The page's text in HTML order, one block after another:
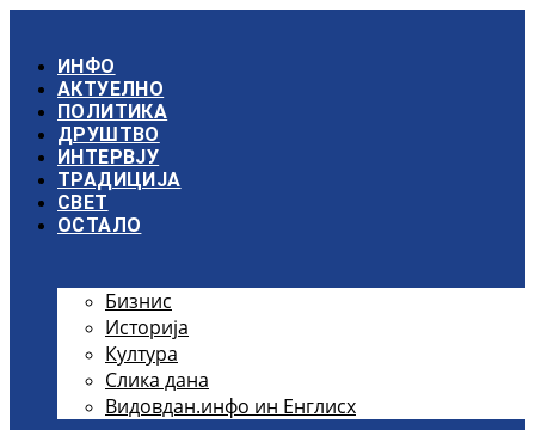
садржајИНФО
АКТУЕЛНО
ПОЛИТИКА
ДРУШТВО
ИНТЕРВЈУ
ТРАДИЦИЈА
СВЕТ
ОСТАЛО
Бизнис
Историја
Култура
Слика дана
Видовдан.инфо ин Енглисх